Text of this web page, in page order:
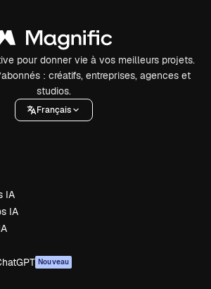
pour donner vie à vos meilleurs projets.
: créatifs, entreprises, agences et
studios.
Français
IA
IA
Nouveau